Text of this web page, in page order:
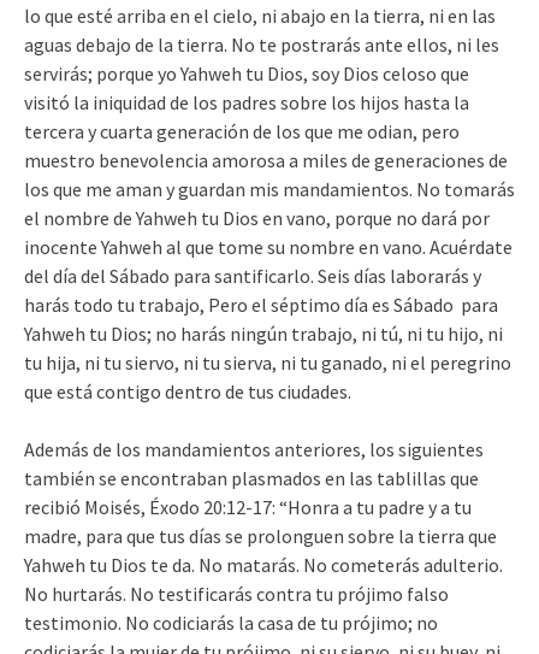
lo que esté arriba en el cielo, ni abajo en la tierra, ni en las
aguas debajo de la tierra. No te postrarás ante ellos, ni les
servirás; porque yo Yahweh tu Dios, soy Dios celoso que
visitó la iniquidad de los padres sobre los hijos hasta la
tercera y cuarta generación de los que me odian, pero
muestro benevolencia amorosa a miles de generaciones de
los que me aman y guardan mis mandamientos. No tomarás
el nombre de Yahweh tu Dios en vano, porque no dará por
inocente Yahweh al que tome su nombre en vano. Acuérdate
del día del Sábado para santificarlo. Seis días laborarás y
harás todo tu trabajo, Pero el séptimo día es Sábado para
Yahweh tu Dios; no harás ningún trabajo, ni tú, ni tu hijo, ni
tu hija, ni tu siervo, ni tu sierva, ni tu ganado, ni el peregrino
que está contigo dentro de tus ciudades.
Además de los mandamientos anteriores, los siguientes
también se encontraban plasmados en las tablillas que
recibió Moisés, Éxodo 20:12-17: “Honra a tu padre y a tu
madre, para que tus días se prolonguen sobre la tierra que
Yahweh tu Dios te da. No matarás. No cometerás adulterio.
No hurtarás. No testificarás contra tu prójimo falso
testimonio. No codiciarás la casa de tu prójimo; no